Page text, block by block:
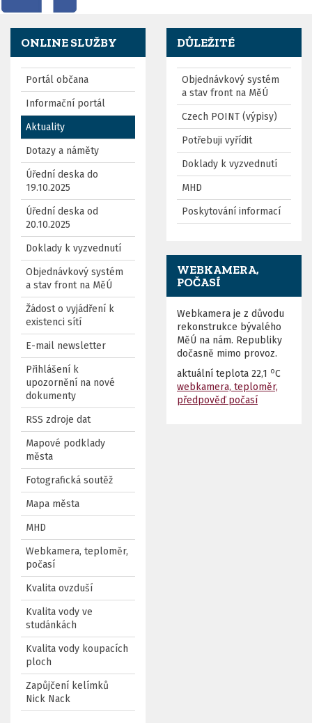
ONLINE SLUŽBY
Portál občana
Informační portál
Aktuality
Dotazy a náměty
Úřední deska do
19.10.2025
Úřední deska od
20.10.2025
Doklady k vyzvednutí
Objednávkový systém
a stav front na MěÚ
Žádost o vyjádření k
existenci sítí
E-mail newsletter
Přihlášení k
upozornění na nové
dokumenty
RSS zdroje dat
Mapové podklady
města
Fotografická soutěž
Mapa města
MHD
Webkamera, teploměr,
počasí
Kvalita ovzduší
Kvalita vody ve
studánkách
Kvalita vody koupacích
ploch
Zapůjčení kelímků
Nick Nack
DŮLEŽITÉ
Objednávkový systém
a stav front na MěÚ
Czech POINT (výpisy)
Potřebuji vyřídit
Doklady k vyzvednutí
MHD
Poskytování informací
WEBKAMERA,
POČASÍ
Webkamera je z důvodu
rekonstrukce bývalého
MěÚ na nám. Republiky
dočasně mimo provoz.
aktuální teplota 22,1 oC
webkamera, teploměr,
předpověď počasí